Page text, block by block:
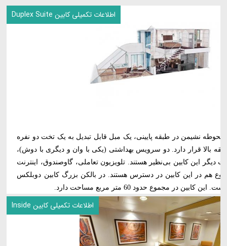
نشیمن در طبقه پایینی، یک مبل قابل تبدیل به یک تخت دو نفره
بالا قرار دارد. دو سرویس بهداشتی (یکی با وان و دیگری با دوش)،
دیگر این کابین بی‌نظیر هستند. تلویزیون تعاملی، گاوصندوق، اینترنت
هم در این کابین در دسترس هستند. در بالکن بزرگ کابین دوبلکس
در مجموع حدود 60 متر مربع مساحت دارد.
اطلاعات تکمیلی کابین Duplex Suite
اطلاعات تکمیلی کابین Inside